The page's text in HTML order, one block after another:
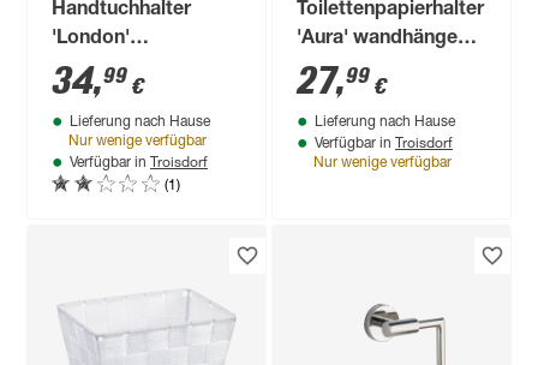
Handtuchhalter
'London'
chromfarben matt
gebürstet 38,6 x 6
cm
34,99 €
Lieferung nach Hause
Nur wenige verfügbar
Verfügbar in Troisdorf
(1)
Toilettenpapierhalter
'Aura' wandhängend
verchromt
27,99 €
Lieferung nach Hause
Verfügbar in Troisdorf
Nur wenige verfügbar